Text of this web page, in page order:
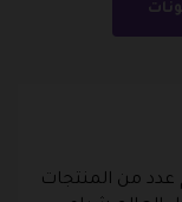
عدد من المنتجات